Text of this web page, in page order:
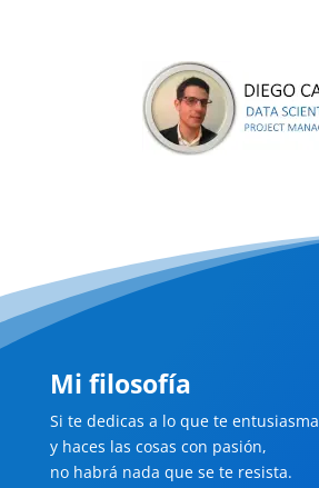
Mi filosofía
Si te dedicas a lo que te entusiasma
y haces las cosas con pasión,
no habrá nada que se te resista.